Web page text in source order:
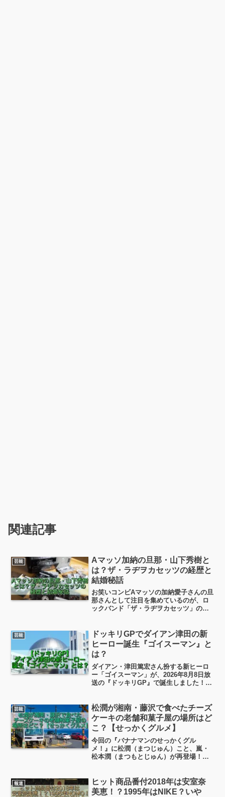
関連記事
芸能
Aマッソ加納の旦那・山下秀樹と
は？ザ・ラヂヲカセッツの経歴と
結婚秘話
お笑いコンビAマッソの加納愛子さんの旦
那さんとして注目を集めているのが、ロ
ックバンド「ザ・ラヂヲカセッツ」のボ
組み合わせに、「どんな人？」「経歴
は？」と気になった方も多いのでは？今
日はちょっとそのへん、見ていこうと思
います！
芸能
ドッキリGPでダイアン津田の新
ヒーロー誕生『ゴイスーマン』と
は？
ダイアン・津田篤宏さん扮する新ヒーロ
ー「ゴイスーマン」が、2026年8月8日放
送の『ドッキリGP』で誕生しました！番
で、津田さん専用の特別なヒーローコス
チュームが用意...
芸能
松潤が湘南・藤沢で食べたチーズ
ケーキの老舗和菓子屋の場所はど
こ？【せっかくグルメ】
今回の『バナナマンのせっかくグル
メ！』に松潤（まつじゅん）こと、嵐・
松本潤（まつもとじゅん）が再登場！湘
子屋で、和菓子屋なのに（「ニノなの
に」みたいですね笑）、絶品...
報道
ヒット商品番付2018年は安室奈
美恵！？1995年はNIKE？いや